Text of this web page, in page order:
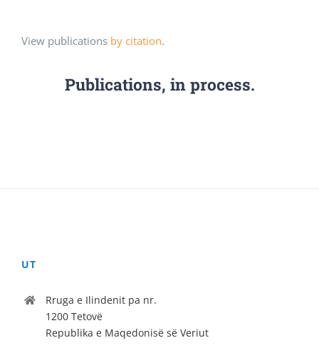
View publications by citation.
Publications, in process.
UT
Rruga e Ilindenit pa nr.
1200 Tetovë
Republika e Maqedonisë së Veriut